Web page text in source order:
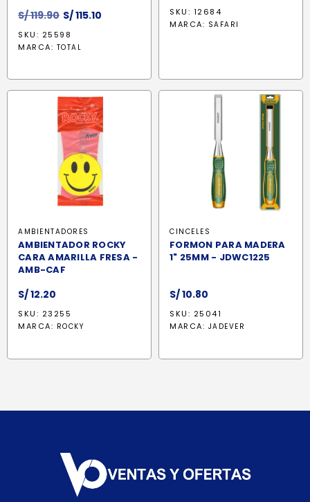
S/119.90 El
precio
original
S/115.10
SKU: 25598
MARCA: TOTAL
SKU: 12684
MARCA: SAFARI
AMBIENTADORES
AMBIENTADOR ROCKY
CARA AMARILLA FRESA -
AMB-CAF
S/12.20
SKU: 23255
MARCA: ROCKY
CINCELES
FORMON PARA MADERA
1" 25MM - JDWC1225
S/10.80
SKU: 25041
MARCA: JADEVER